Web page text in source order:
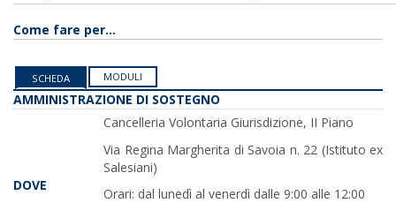
Come fare per...
SCHEDA MODULI
AMMINISTRAZIONE DI SOSTEGNO
DOVE
Cancelleria Volontaria Giurisdizione, II Piano
Via Regina Margherita di Savoia n. 22 (Istituto ex
Salesiani)
Orari: dal lunedì al venerdì dalle 9:00 alle 12:00